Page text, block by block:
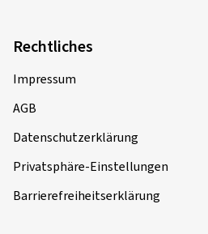
Rechtliches
Impressum
AGB
Datenschutzerklärung
Privatsphäre-Einstellungen
Barrierefreiheitserklärung